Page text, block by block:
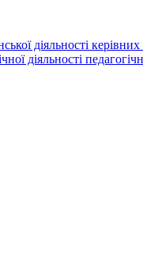
діяльності
діяльності